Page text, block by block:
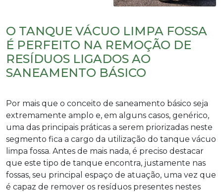
O TANQUE VÁCUO LIMPA FOSSA
É PERFEITO NA REMOÇÃO DE
RESÍDUOS LIGADOS AO
SANEAMENTO BÁSICO
Por mais que o conceito de saneamento básico seja
extremamente amplo e, em alguns casos, genérico,
uma das principais práticas a serem priorizadas neste
segmento fica a cargo da utilização do tanque vácuo
limpa fossa. Antes de mais nada, é preciso destacar
que este tipo de tanque encontra, justamente nas
fossas, seu principal espaço de atuação, uma vez que
é capaz de remover os resíduos presentes nestes